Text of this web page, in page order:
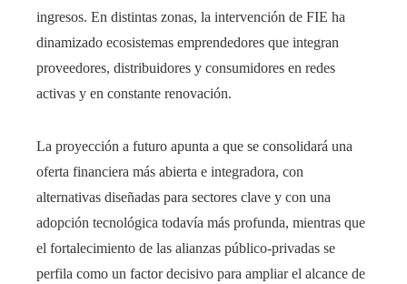
ingresos. En distintas zonas, la intervención de FIE ha
dinamizado ecosistemas emprendedores que integran
proveedores, distribuidores y consumidores en redes
activas y en constante renovación.
La proyección a futuro apunta a que se consolidará una
oferta financiera más abierta e integradora, con
alternativas diseñadas para sectores clave y con una
adopción tecnológica todavía más profunda, mientras que
el fortalecimiento de las alianzas público-privadas se
perfila como un factor decisivo para ampliar el alcance de